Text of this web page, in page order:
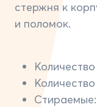
стержня к
и поломок.